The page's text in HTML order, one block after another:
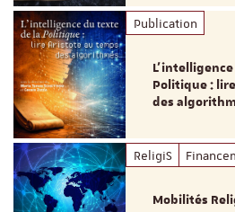
Publication
Politique :
des
ReligiS
Mobilités